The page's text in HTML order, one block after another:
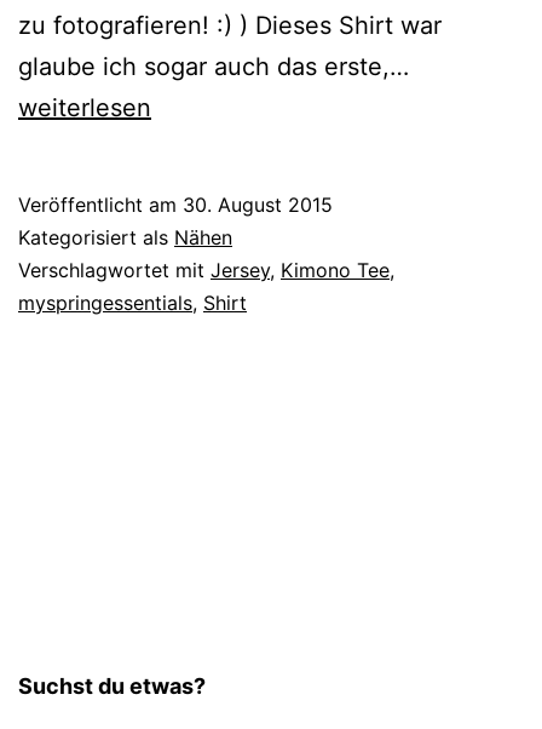
zu fotografieren! :) ) Dieses Shirt war
glaube ich sogar auch das erste,…
weiterlesen
Veröffentlicht am 30. August 2015
Kategorisiert als Nähen
Verschlagwortet mit Jersey, Kimono Tee,
myspringessentials, Shirt
Suchst du etwas?